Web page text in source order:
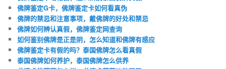
佛牌鉴定G卡，佛牌鉴定卡如何看真伪
佛牌的禁忌和注意事项，戴佛牌的好处和禁忌
佛牌如何辨认真假，佛牌鉴定网查询
如何鉴别佛牌是正是阴，怎么知道和佛牌有感应
佛牌鉴定卡有假的吗？泰国佛牌怎么看真假
泰国佛牌如何养护，泰国佛牌怎么供养